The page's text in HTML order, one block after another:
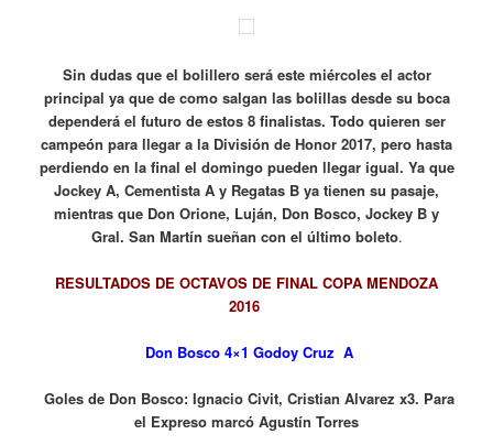
Sin dudas que el bolillero será este miércoles el actor
principal ya que de como salgan las bolillas desde su boca
dependerá el futuro de estos 8 finalistas. Todo quieren ser
campeón para llegar a la División de Honor 2017, pero hasta
perdiendo en la final el domingo pueden llegar igual. Ya que
Jockey A, Cementista A y Regatas B ya tienen su pasaje,
mientras que Don Orione, Luján, Don Bosco, Jockey B y
Gral. San Martín sueñan con el último boleto.
RESULTADOS DE OCTAVOS DE FINAL COPA MENDOZA
2016
Don Bosco 4×1 Godoy Cruz A
Goles de Don Bosco: Ignacio Civit, Cristian Alvarez x3. Para
el Expreso marcó Agustín Torres